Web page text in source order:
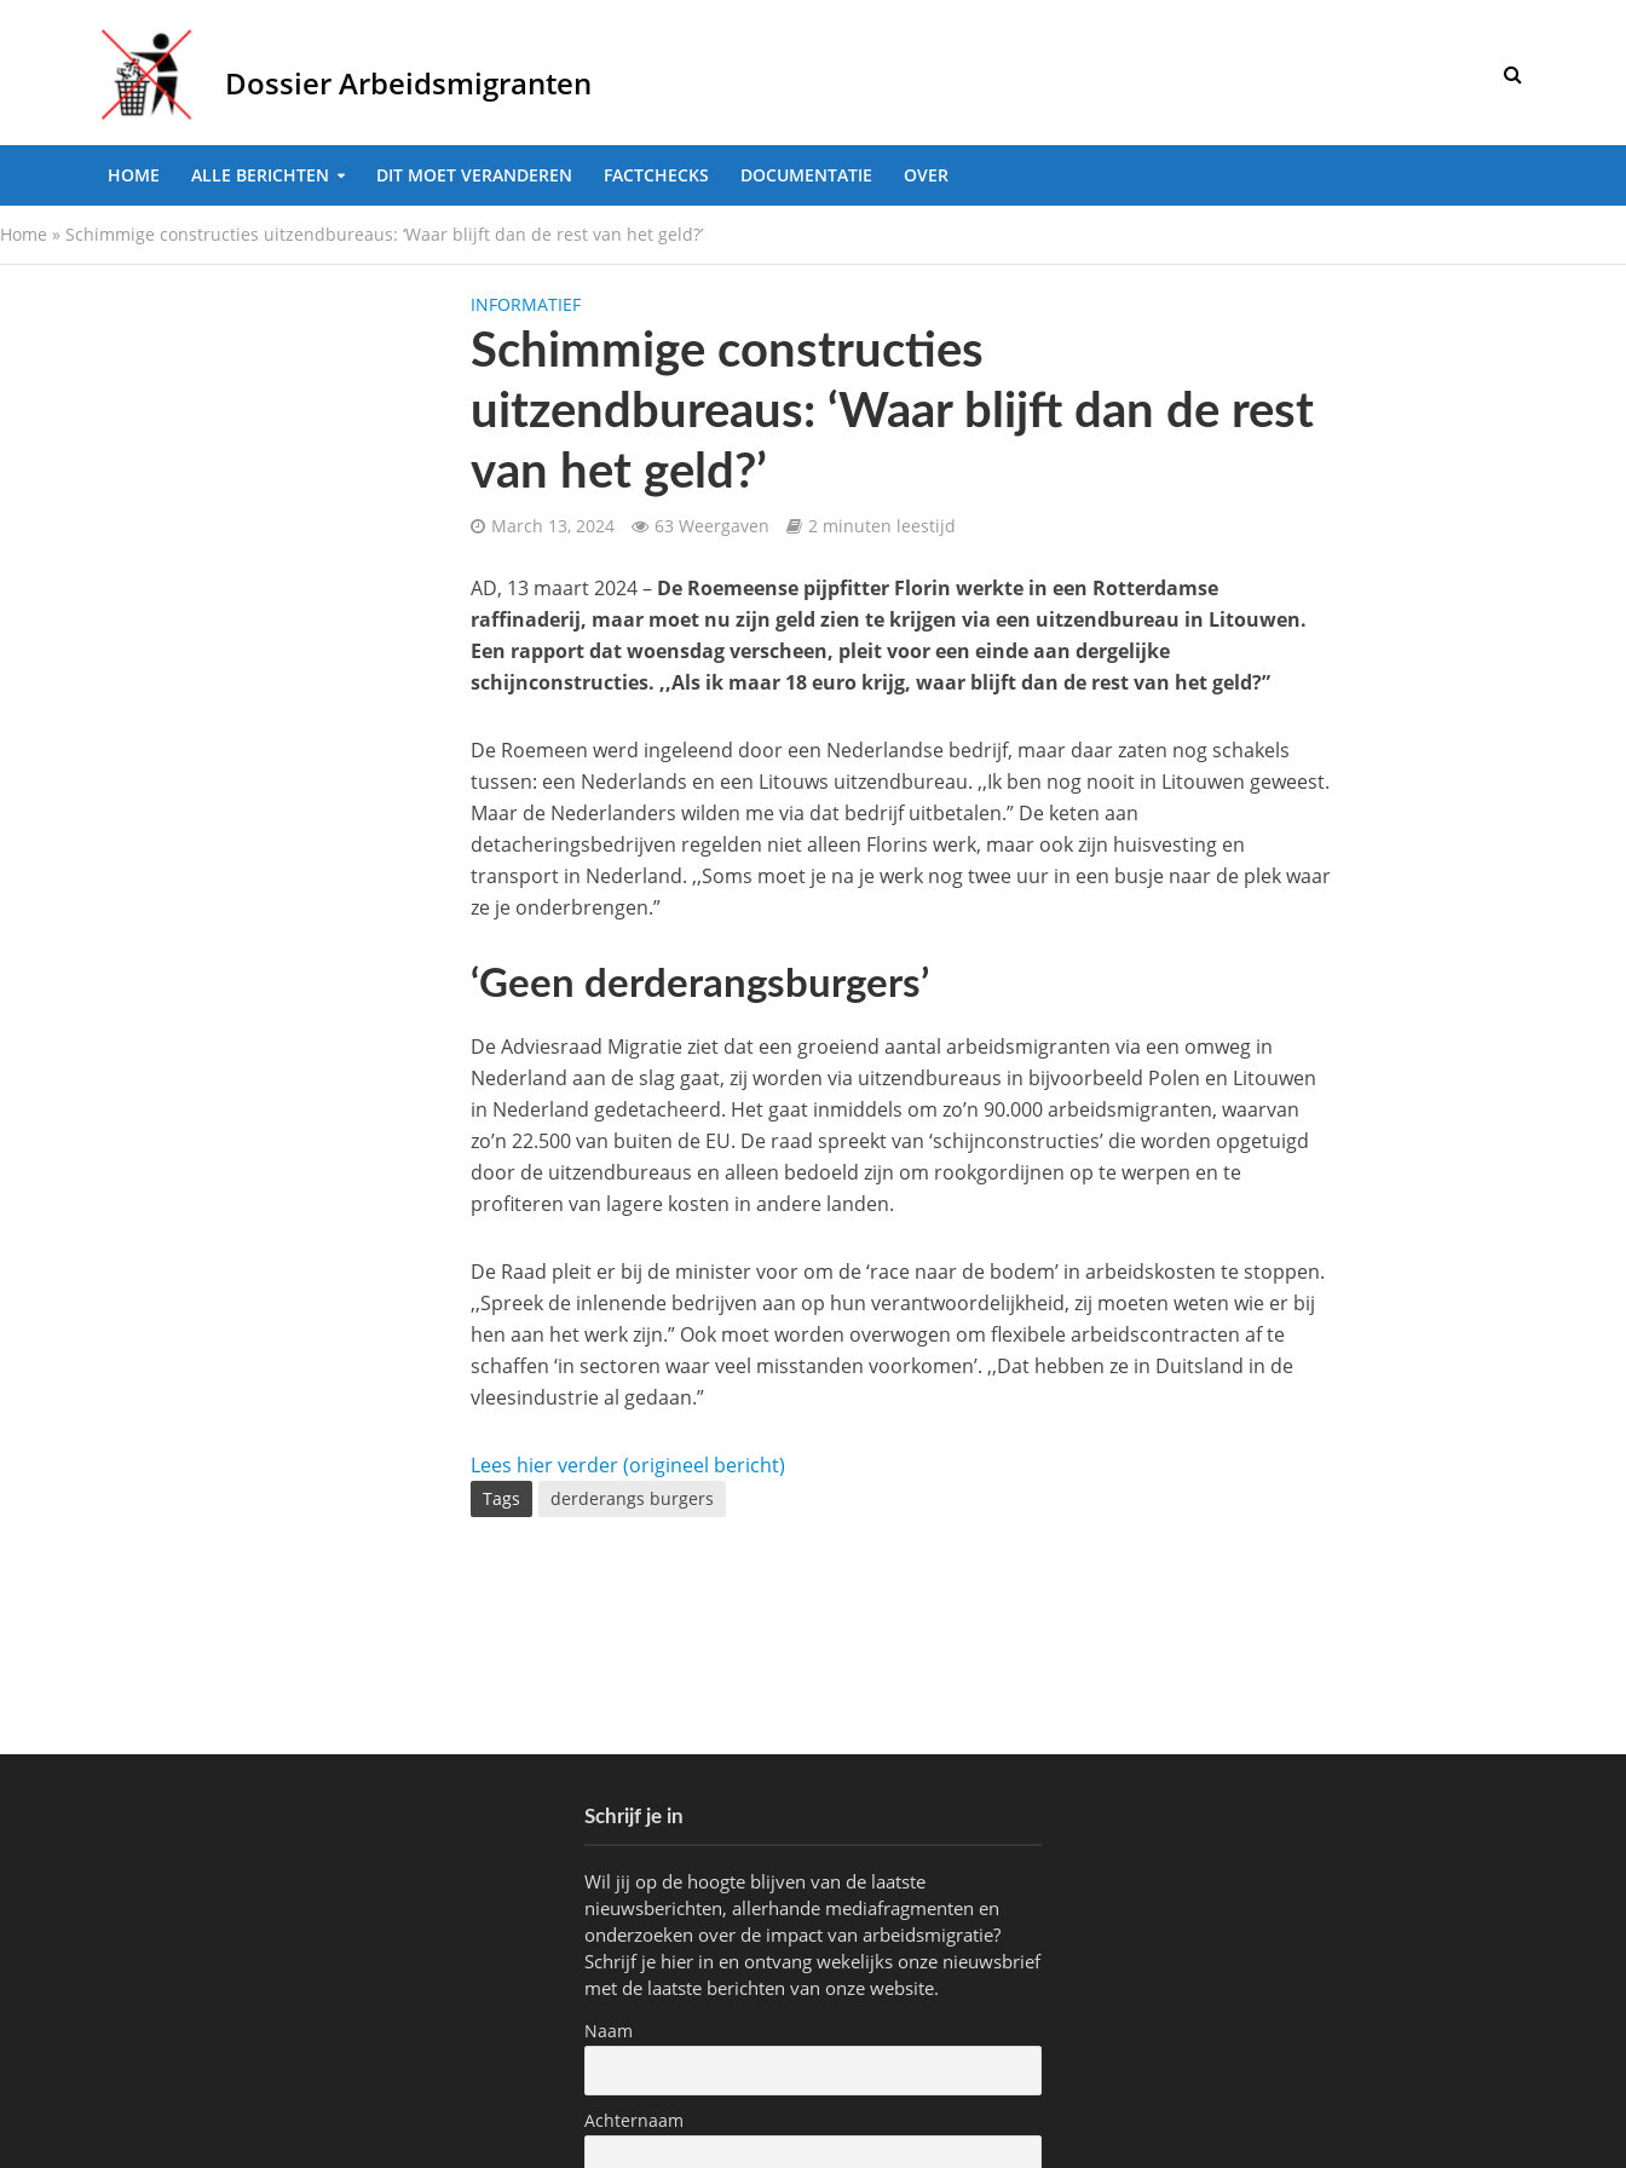
Dossier Arbeidsmigranten
HOME ALLE BERICHTEN DIT MOET VERANDEREN FACTCHECKS DOCUMENTATIE OVER
Home » Schimmige constructies uitzendbureaus: ‘Waar blijft dan de rest van het geld?’
INFORMATIEF
Schimmige constructies
uitzendbureaus: ‘Waar blijft dan de rest
van het geld?’
March 13, 2024 63 Weergaven 2 minuten leestijd
AD, 13 maart 2024 – De Roemeense pijpfitter Florin werkte in een Rotterdamse
raffinaderij, maar moet nu zijn geld zien te krijgen via een uitzendbureau in Litouwen.
Een rapport dat woensdag verscheen, pleit voor een einde aan dergelijke
schijnconstructies. ,,Als ik maar 18 euro krijg, waar blijft dan de rest van het geld?”
De Roemeen werd ingeleend door een Nederlandse bedrijf, maar daar zaten nog schakels
tussen: een Nederlands en een Litouws uitzendbureau. ,,Ik ben nog nooit in Litouwen geweest.
Maar de Nederlanders wilden me via dat bedrijf uitbetalen.” De keten aan
detacheringsbedrijven regelden niet alleen Florins werk, maar ook zijn huisvesting en
transport in Nederland. ,,Soms moet je na je werk nog twee uur in een busje naar de plek waar
ze je onderbrengen.”
‘Geen derderangsburgers’
De Adviesraad Migratie ziet dat een groeiend aantal arbeidsmigranten via een omweg in
Nederland aan de slag gaat, zij worden via uitzendbureaus in bijvoorbeeld Polen en Litouwen
in Nederland gedetacheerd. Het gaat inmiddels om zo’n 90.000 arbeidsmigranten, waarvan
zo’n 22.500 van buiten de EU. De raad spreekt van ‘schijnconstructies’ die worden opgetuigd
door de uitzendbureaus en alleen bedoeld zijn om rookgordijnen op te werpen en te
profiteren van lagere kosten in andere landen.
De Raad pleit er bij de minister voor om de ‘race naar de bodem’ in arbeidskosten te stoppen.
,,Spreek de inlenende bedrijven aan op hun verantwoordelijkheid, zij moeten weten wie er bij
hen aan het werk zijn.” Ook moet worden overwogen om flexibele arbeidscontracten af te
schaffen ‘in sectoren waar veel misstanden voorkomen’. ,,Dat hebben ze in Duitsland in de
vleesindustrie al gedaan.”
Lees hier verder (origineel bericht)
Tags derderangs burgers
Schrijf je in
Wil jij op de hoogte blijven van de laatste
nieuwsberichten, allerhande mediafragmenten en
onderzoeken over de impact van arbeidsmigratie?
Schrijf je hier in en ontvang wekelijks onze nieuwsbrief
met de laatste berichten van onze website.
Naam
Achternaam